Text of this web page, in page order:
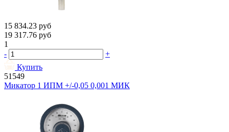
15 834.23 руб
19 317.76 руб
1
-
+
Купить
51549
Микатор 1 ИПМ +/-0,05 0,001 МИК